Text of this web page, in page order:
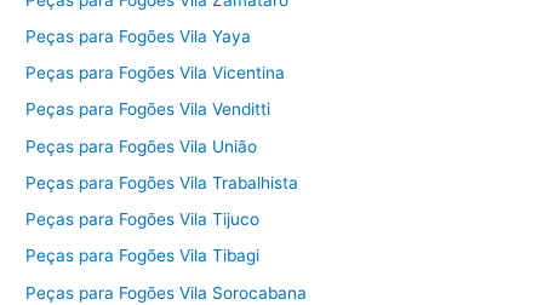
Peças para Fogões Vila Yaya
Peças para Fogões Vila Vicentina
Peças para Fogões Vila Venditti
Peças para Fogões Vila União
Peças para Fogões Vila Trabalhista
Peças para Fogões Vila Tijuco
Peças para Fogões Vila Tibagi
Peças para Fogões Vila Sorocabana